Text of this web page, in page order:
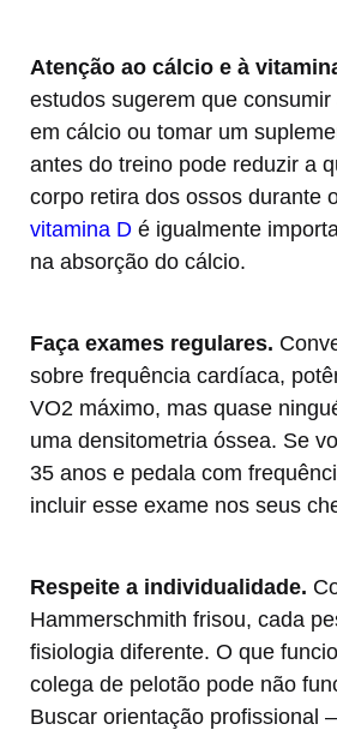
Atenção ao cálcio e à
estudos sugerem que
em cálcio ou tomar um
antes do treino pode reduzir a
corpo retira dos ossos durante
vitamina D é igualmente
na absorção do cálcio.
Faça exames regulares.
sobre frequência cardíaca,
VO2 máximo, mas quase
uma densitometria óssea. Se
35 anos e pedala com
incluir esse exame nos seus
Respeite a individualidade.
Hammerschmith frisou, cada
fisiologia diferente. O que
colega de pelotão pode não
Buscar orientação profissional